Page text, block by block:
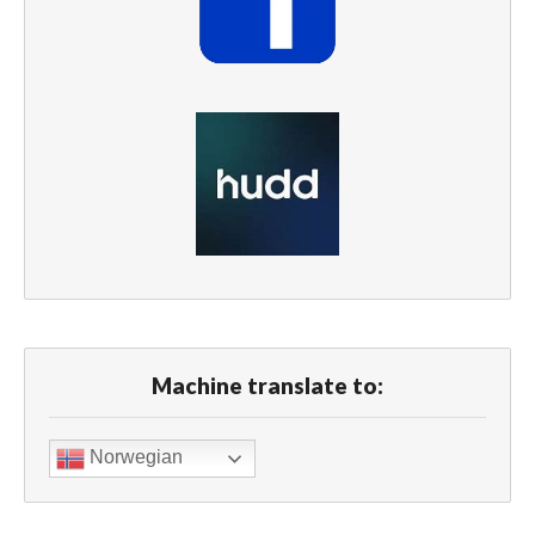
Machine translate to:
Norwegian